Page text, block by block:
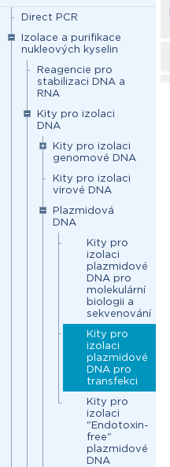
Direct PCR
Izolace a purifikace
nukleových kyselin
Reagencie pro
stabilizaci DNA a
RNA
Kity pro izolaci
DNA
Kity pro izolaci
genomové DNA
Kity pro izolaci
virové DNA
Plazmidová
DNA
Kity pro
izolaci
plazmidové
DNA pro
molekulární
biologii a
sekvenování
Kity pro
izolaci
plazmidové
DNA pro
transfekci
Kity pro
izolaci
"Endotoxin-
free"
plazmidové
DNA